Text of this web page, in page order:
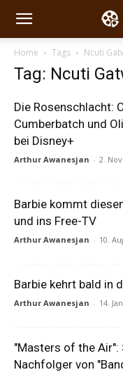
Home Tags Ncuti
Tag: Ncuti
Die Rosenschlacht:
Cumberbatch und
bei Disney+
Arthur Awanesjan - 2.
Barbie kommt
und ins Free-TV
Arthur Awanesjan - 10.
Barbie kehrt bald in
Arthur Awanesjan - 14.
"Masters of the
Nachfolger von